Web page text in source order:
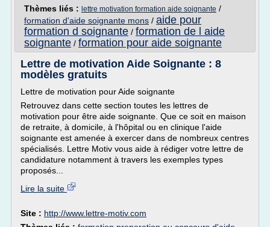
Thèmes liés : lettre motivation formation aide soignante /
formation d'aide soignante mons / aide pour
formation d soignante / formation de l aide
soignante / formation pour aide soignante
Lettre de motivation Aide Soignante : 8
modèles gratuits
Lettre de motivation pour Aide soignante
Retrouvez dans cette section toutes les lettres de
motivation pour être aide soignante. Que ce soit en maison
de retraite, à domicile, à l'hôpital ou en clinique l'aide
soignante est amenée à exercer dans de nombreux centres
spécialisés. Lettre Motiv vous aide à rédiger votre lettre de
candidature notamment à travers les exemples types
proposés...
Lire la suite
Site : http://www.lettre-motiv.com